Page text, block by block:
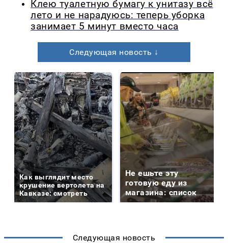
Клею туалетную бумагу к унитазу всё
лето и не нарадуюсь: теперь уборка
занимает 5 минут вместо часа
Следующая новость ↓
Как выглядит место
крушение вертолета на
Кавказе: смотреть
Не ешьте эту
готовую еду из
магазина: список
Следующая новость